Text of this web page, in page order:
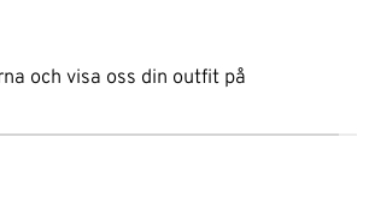
och visa oss din outfit på